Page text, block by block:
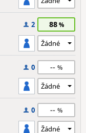
2 88
0 --
0 --